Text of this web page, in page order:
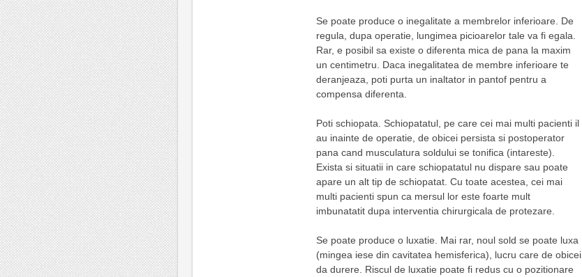
Se poate produce o inegalitate a membrelor inferioare. De
regula, dupa operatie, lungimea picioarelor tale va fi egala.
Rar, e posibil sa existe o diferenta mica de pana la maxim
un centimetru. Daca inegalitatea de membre inferioare te
deranjeaza, poti purta un inaltator in pantof pentru a
compensa diferenta.
Poti schiopata. Schiopatatul, pe care cei mai multi pacienti il
au inainte de operatie, de obicei persista si postoperator
pana cand musculatura soldului se tonifica (intareste).
Exista si situatii in care schiopatatul nu dispare sau poate
apare un alt tip de schiopatat. Cu toate acestea, cei mai
multi pacienti spun ca mersul lor este foarte mult
imbunatatit dupa interventia chirurgicala de protezare.
Se poate produce o luxatie. Mai rar, noul sold se poate luxa
(mingea iese din cavitatea hemisferica), lucru care de obicei
da durere. Riscul de luxatie poate fi redus cu o pozitionare